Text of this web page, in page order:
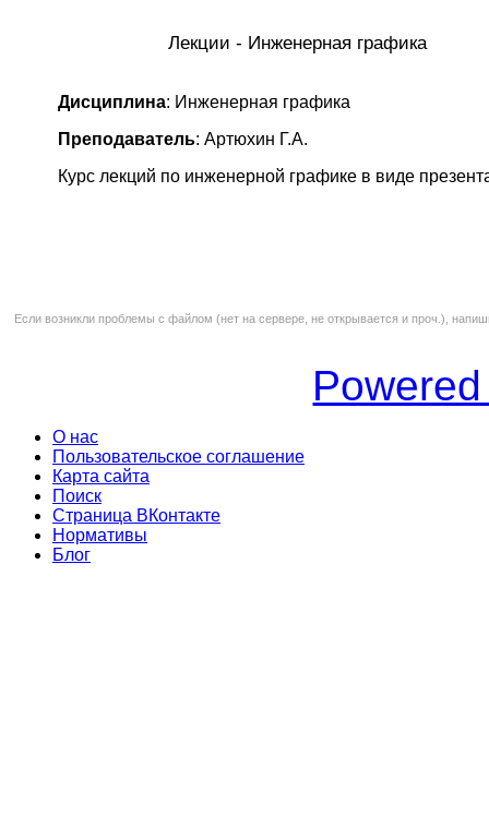
Лекции - Инженерная графика
Дисциплина: Инженерная графика
Преподаватель: Артюхин Г.А.
Курс лекций по инженерной графике в виде
Если возникли проблемы с файлом (нет на сервере, не открывается и проч.),
О нас
Пользовательское соглашение
Карта сайта
Поиск
Страница ВКонтакте
Нормативы
Блог